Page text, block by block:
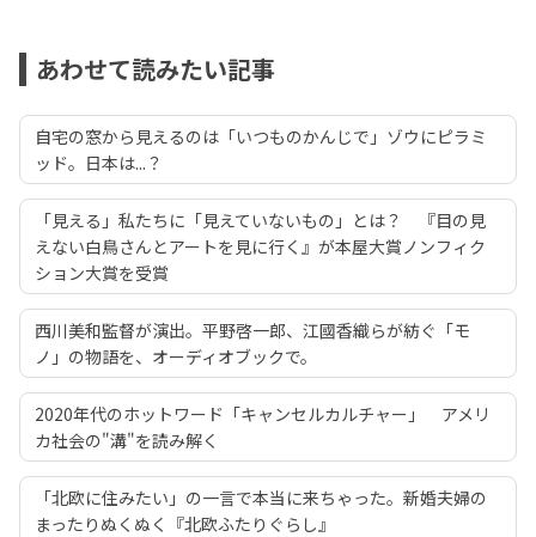
あわせて読みたい記事
自宅の窓から見えるのは「いつものかんじで」ゾウにピラミ
ッド。日本は...？
「見える」私たちに「見えていないもの」とは？ 『目の見
えない白鳥さんとアートを見に行く』が本屋大賞ノンフィク
ション大賞を受賞
西川美和監督が演出。平野啓一郎、江國香織らが紡ぐ「モ
ノ」の物語を、オーディオブックで。
2020年代のホットワード「キャンセルカルチャー」 アメリ
カ社会の"溝"を読み解く
「北欧に住みたい」の一言で本当に来ちゃった。新婚夫婦の
まったりぬくぬく『北欧ふたりぐらし』